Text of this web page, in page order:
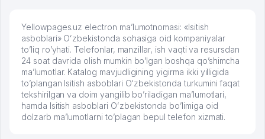
Yellowpages.uz electron ma’lumotnomasi: «Isitish
asboblari» Oʻzbekistonda sohasiga oid kompaniyalar
to’liq ro’yhati. Telefonlar, manzillar, ish vaqti va resursdan
24 soat davrida olish mumkin bo’lgan boshqa qo’shimcha
ma’lumotlar. Katalog mavjudligining yigirma ikki yilligida
to’plangan Isitish asboblari Oʻzbekistonda turkumini faqat
tekshirilgan va doim yangilib bo’riladigan ma’lumotlari,
hamda Isitish asboblari Oʻzbekistonda bo’limiga oid
dolzarb ma’lumotlarni to’plagan bepul telefon xizmati.